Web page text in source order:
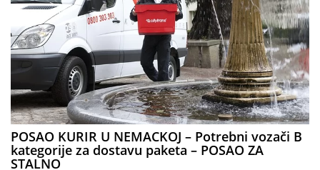
POSAO KURIR U NEMACKOJ – Potrebni vozači B
kategorije za dostavu paketa – POSAO ZA
STALNO